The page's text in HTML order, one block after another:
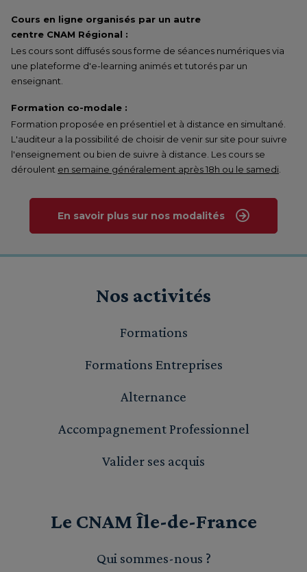
Cours en ligne organisés par un autre
centre CNAM Régional :
Les cours sont diffusés sous forme de séances numériques via
une plateforme d'e-learning animés et tutorés par un
enseignant.
Formation co-modale :
Formation proposée en présentiel et à distance en simultané.
L'auditeur a la possibilité de choisir de venir sur site pour suivre
l'enseignement ou bien de suivre à distance. Les cours se
déroulent en semaine généralement après 18h ou le samedi
En savoir plus sur nos modalités
Nos activités
Formations
Formations Entreprises
Alternance
Accompagnement Professionnel
Valider ses acquis
Le CNAM Île-de-France
Qui sommes-nous ?